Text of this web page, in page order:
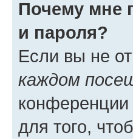
Почему мне
и пароля?
Если вы не
каждом
конференции
для того,